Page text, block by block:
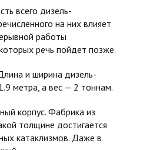
всего дизель-
на них влияет
работы
речь пойдет позже.
и ширина дизель-
метра, а вес — 2 тоннам.
корпус. Фабрика из
толщине достигается
катаклизмов. Даже в